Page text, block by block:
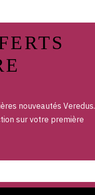
nouveautés Veredus.
sur votre première